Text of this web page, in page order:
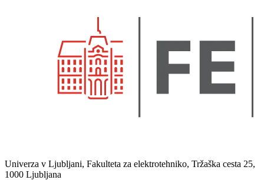
Univerza v Ljubljani, Fakulteta za elektrotehniko, Tržaška cesta 25,
1000 Ljubljana